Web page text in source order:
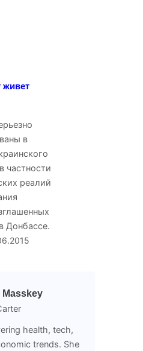
живет
в
частности
реалий
Донбассе.
Masskey
health, tech,
trends. She